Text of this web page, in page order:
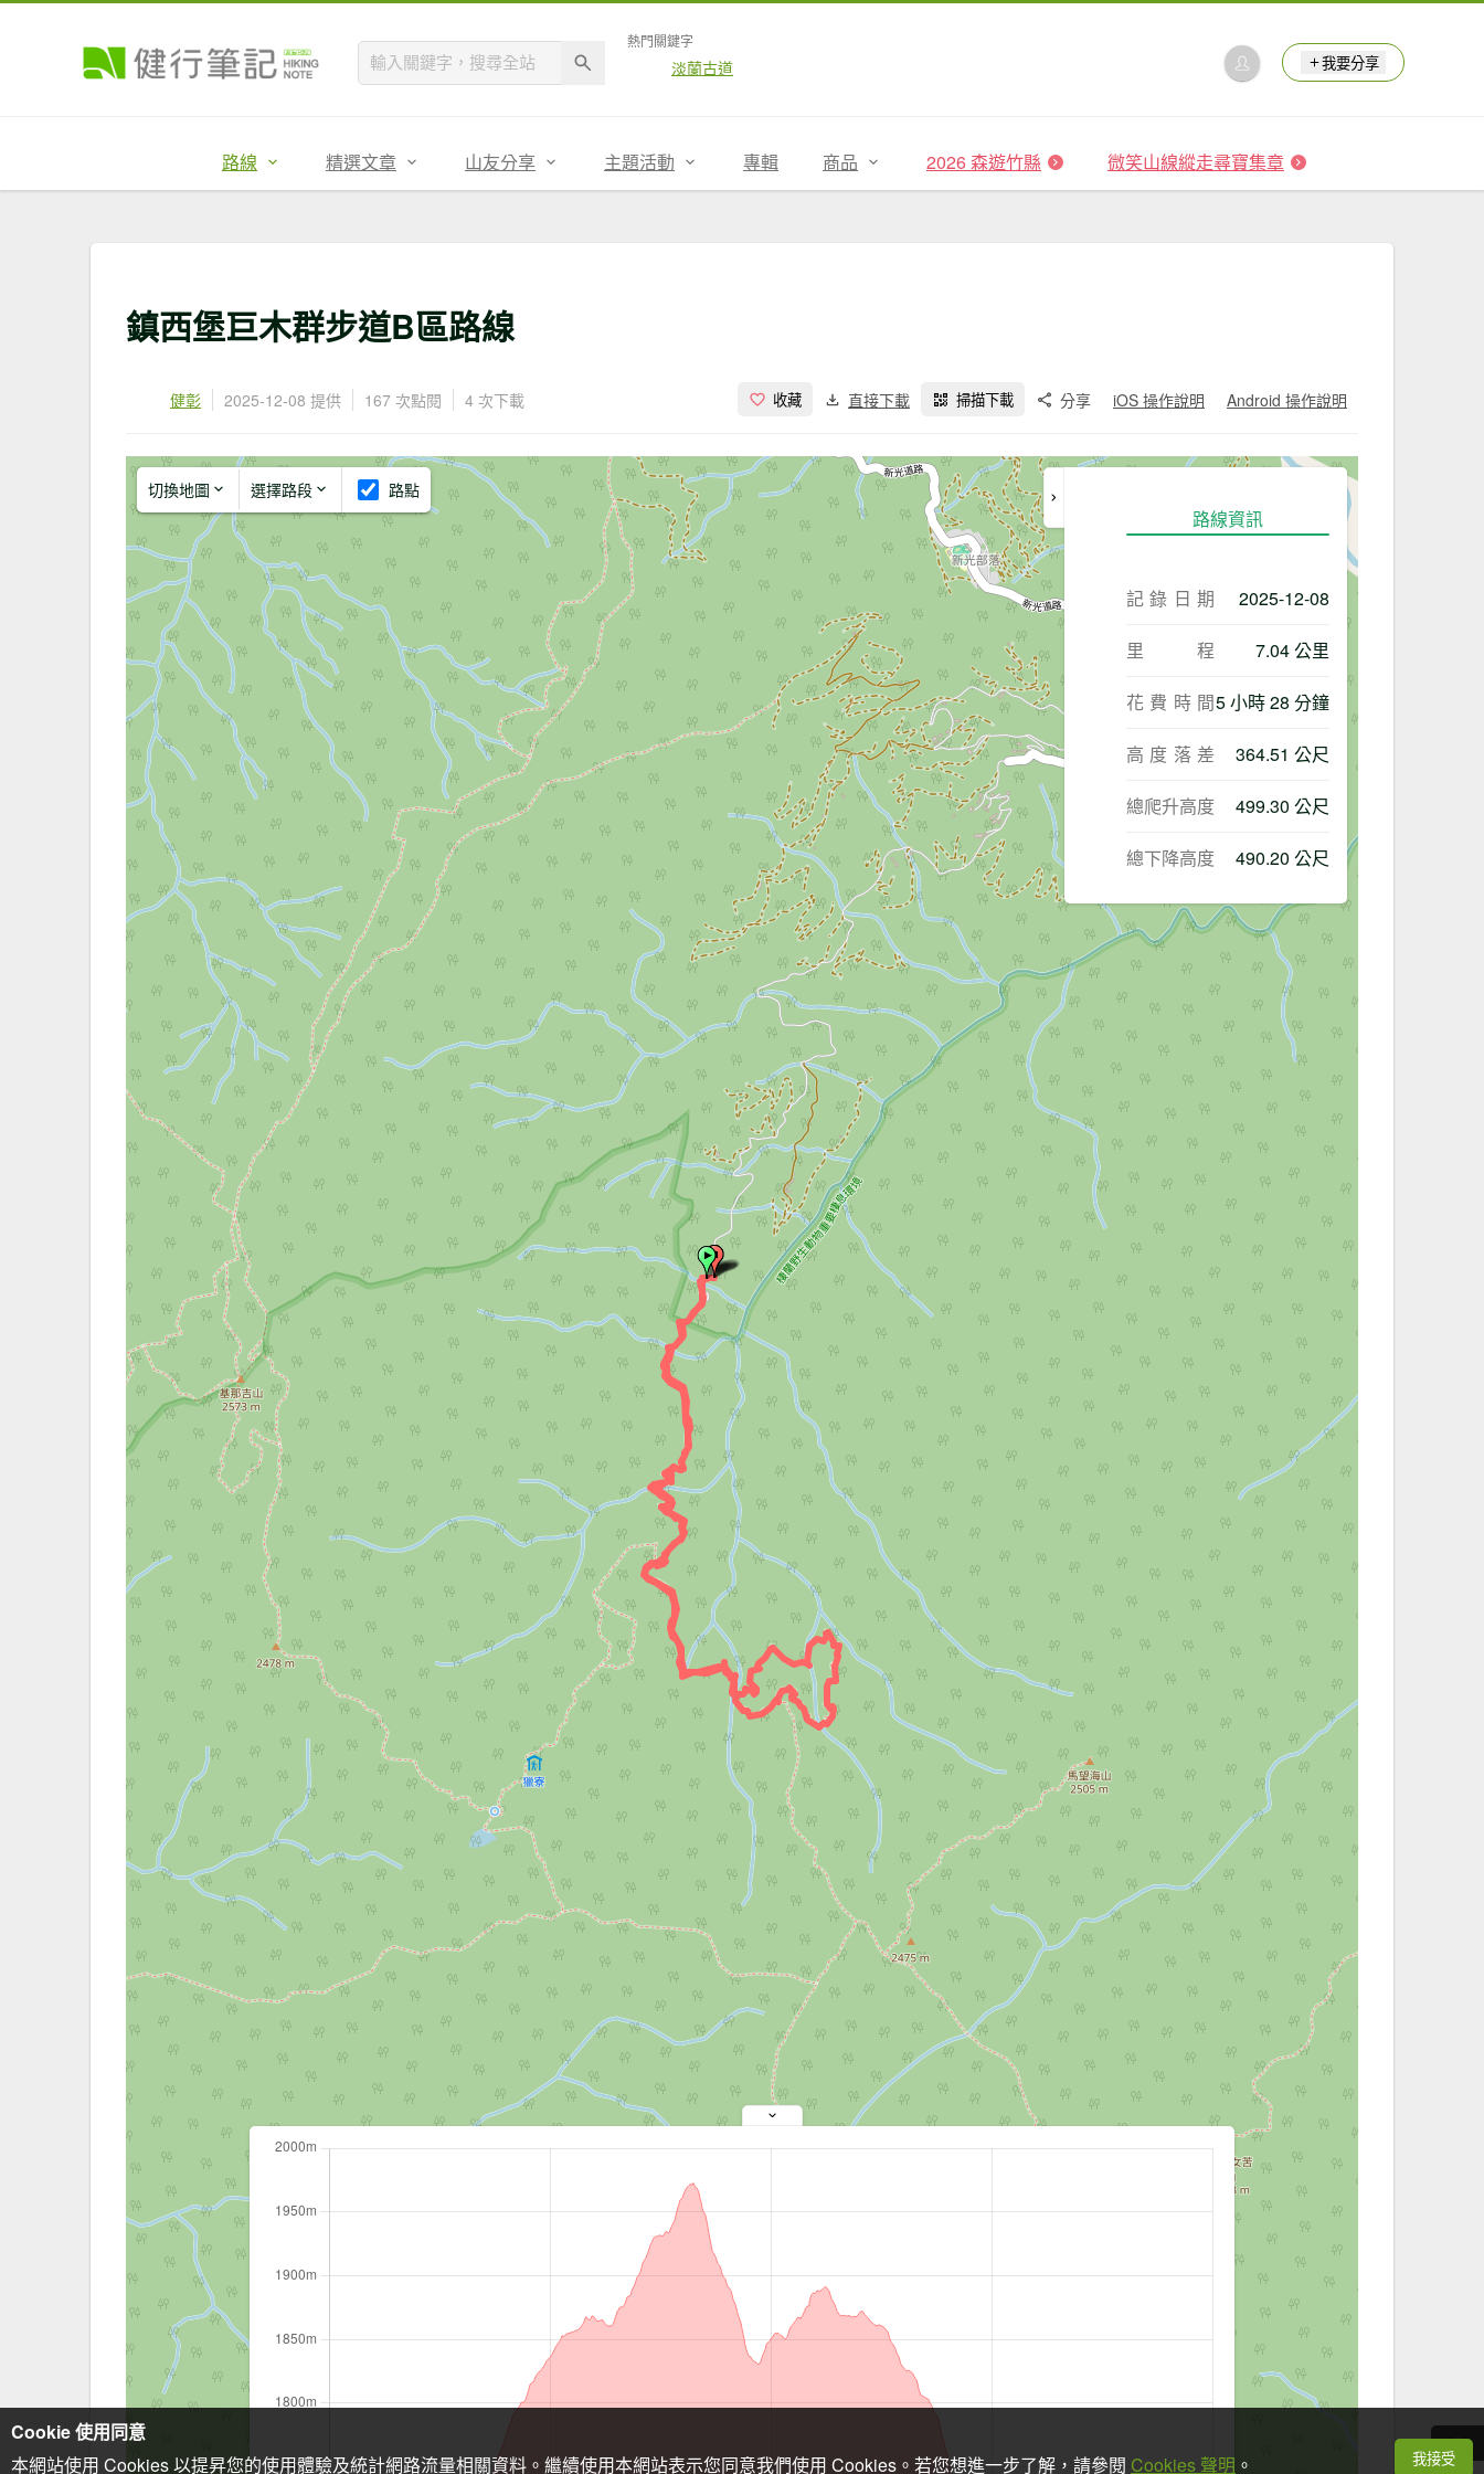
熱門關鍵字
淡蘭古道 我要分享
路線 精選文章 山友分享 主題活動 專輯 商品 2026 森遊竹縣 微笑山線縱走尋寶集章
鎮西堡巨木群步道B區路線
健彰 2025-12-08 提供 167 次點閱 4 次下載 收藏 直接下載 掃描下載 分享 iOS 操作說明 Android 操作說明
切換地圖 選擇路段 路點
路線資訊
記錄日期 2025-12-08
里程 7.04 公里
花費時間5 小時 28 分鐘
高度落差 364.51 公尺
總爬升高度 499.30 公尺
總下降高度 490.20 公尺
Cookie 使用同意
本網站使用 Cookies 以提昇您的使用體驗及統計網路流量相關資料。繼續使用本網站表示您同意我們使用 Cookies。若您想進一步了解，請參閱 Cookies 聲明 。 我接受